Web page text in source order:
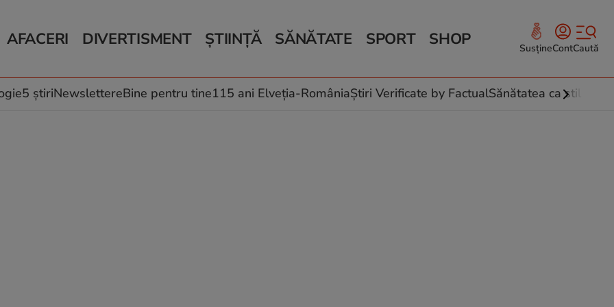
AFACERI
Auto
Locuri de muncă
DIVERTISMENT
Horoscop
Muzică și Filme
ȘTIINȚĂ
Schimbări climatice
SĂNĂTATE
Relații
Rețete culinare
SPORT SHOP SusțineContCaută
5 știriNewslettereBine pentru tine115 ani Elveția-RomâniaȘtiri Verificate by FactualSănătatea ca stil de